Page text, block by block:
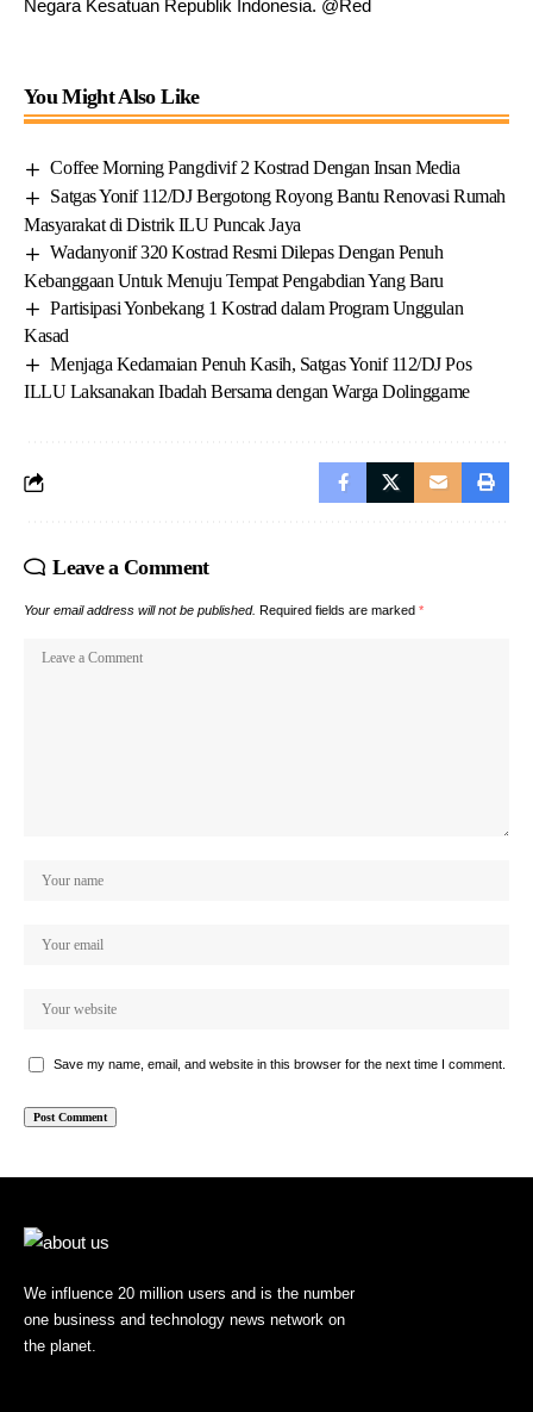
Negara Kesatuan Republik Indonesia. @Red
You Might Also Like
Coffee Morning Pangdivif 2 Kostrad Dengan Insan Media
Satgas Yonif 112/DJ Bergotong Royong Bantu Renovasi Rumah
Masyarakat di Distrik ILU Puncak Jaya
Wadanyonif 320 Kostrad Resmi Dilepas Dengan Penuh
Kebanggaan Untuk Menuju Tempat Pengabdian Yang Baru
Partisipasi Yonbekang 1 Kostrad dalam Program Unggulan
Kasad
Menjaga Kedamaian Penuh Kasih, Satgas Yonif 112/DJ Pos
ILLU Laksanakan Ibadah Bersama dengan Warga Dolinggame
Leave a Comment
Your email address will not be published. Required fields are marked *
Save my name, email, and website in this browser for the next time I comment.
We influence 20 million users and is the number
one business and technology news network on
the planet.